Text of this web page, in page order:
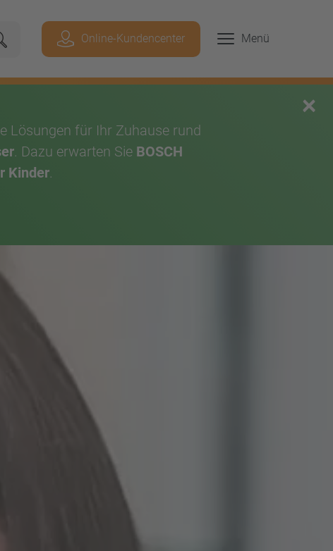
×
Lösungen für Ihr Zuhause rund
. Dazu erwarten Sie BOSCH
Kinder.
Geben Sie hier Ihren Suchbegriff ein, um
Suchen
Online-Kundencenter Menü